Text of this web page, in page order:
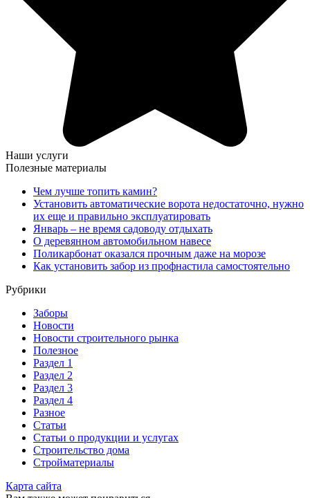
Наши услуги
Полезные материалы
Чем лучше топить камин?
Установить автоматические ворота недостаточно, нужно
их еще и правильно эксплуатировать
Январь – не время садоводу отдыхать
О деревянном автомобильном навесе
Поликарбонат оказался прочным даже на морозе
Как установить забор из профнастила самостоятельно
Рубрики
Заборы
Новости
Новости строительного рынка
Полезное
Раздел 1
Раздел 2
Раздел 3
Раздел 4
Разное
Статьи
Статьи o продукции и услугах
Строительство дома
Стройматериалы
Карта сайта